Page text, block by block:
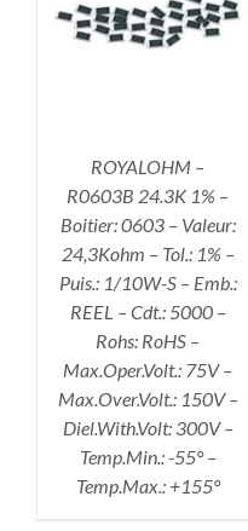
ROYALOHM –
R0603B 24.3K 1% –
Boitier: 0603 – Valeur:
24,3Kohm – Tol.: 1% –
Puis.: 1/10W-S – Emb.:
REEL – Cdt.: 5000 –
Rohs: RoHS –
Max.Oper.Volt.: 75V –
Max.Over.Volt.: 150V –
Diel.With.Volt: 300V –
Temp.Min.: -55° –
Temp.Max.: +155°
AJOUTER AU PANIER
/
DÉTAILS